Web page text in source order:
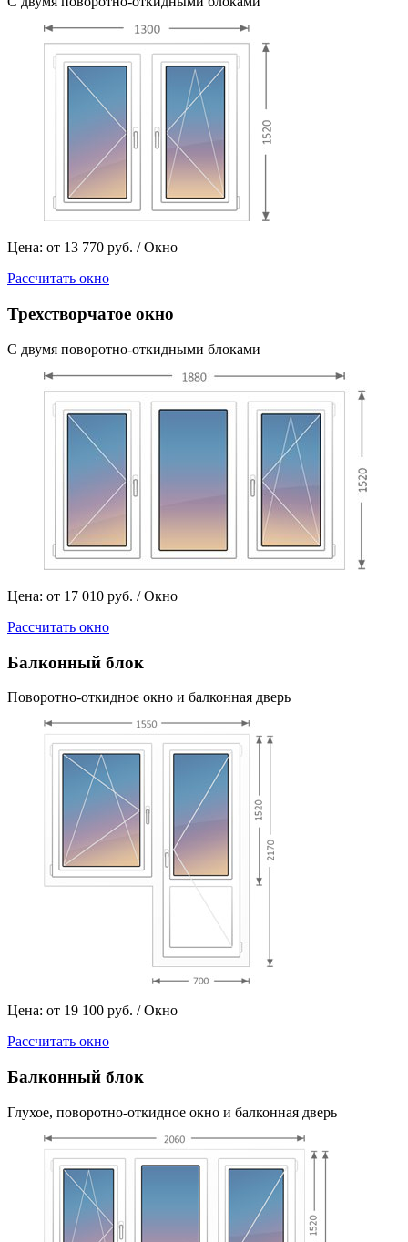
Цена: от 13 770 руб. / Окно
Рассчитать окно
Трехстворчатое окно
С двумя поворотно-откидными блоками
Цена: от 17 010 руб. / Окно
Рассчитать окно
Балконный блок
Поворотно-откидное окно и балконная дверь
Цена: от 19 100 руб. / Окно
Рассчитать окно
Балконный блок
Глухое, поворотно-откидное окно и балконная дверь